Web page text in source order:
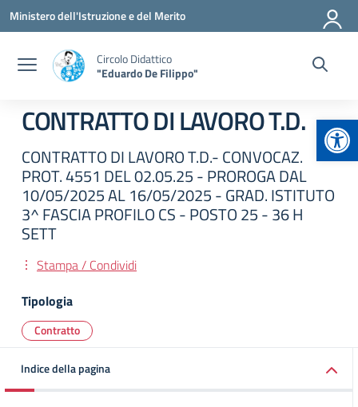
Vai ai contenuti
Vai al menu di navigazione
Vai al footer
Ministero dell'Istruzione e del Merito
Circolo Didattico
"Eduardo De Filippo"
CONTRATTO DI LAVORO T.D.
CONTRATTO DI LAVORO T.D.- CONVOCAZ.
PROT. 4551 DEL 02.05.25 - PROROGA DAL
10/05/2025 AL 16/05/2025 - GRAD. ISTITUTO
3^ FASCIA PROFILO CS - POSTO 25 - 36 H
SETT
Stampa / Condividi
Tipologia
Contratto
Indice della pagina